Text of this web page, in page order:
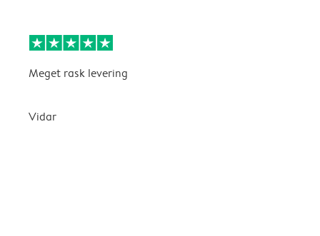
Meget rask levering
Vidar